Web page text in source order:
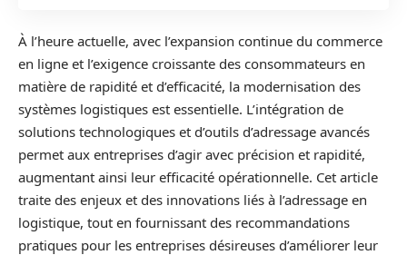
À l’heure actuelle, avec l’expansion continue du commerce
en ligne et l’exigence croissante des consommateurs en
matière de rapidité et d’efficacité, la modernisation des
systèmes logistiques est essentielle. L’intégration de
solutions technologiques et d’outils d’adressage avancés
permet aux entreprises d’agir avec précision et rapidité,
augmentant ainsi leur efficacité opérationnelle. Cet article
traite des enjeux et des innovations liés à l’adressage en
logistique, tout en fournissant des recommandations
pratiques pour les entreprises désireuses d’améliorer leur